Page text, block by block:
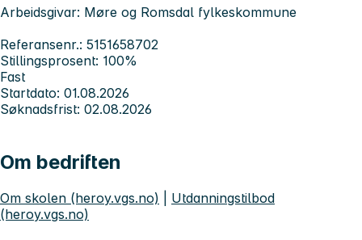
Arbeidsgivar: Møre og Romsdal fylkeskommune
Referansenr.: 5151658702
Stillingsprosent: 100%
Fast
Startdato: 01.08.2026
Søknadsfrist: 02.08.2026
Om bedriften
Om skolen (heroy.vgs.no)
Utdanningstilbod
(heroy.vgs.no)